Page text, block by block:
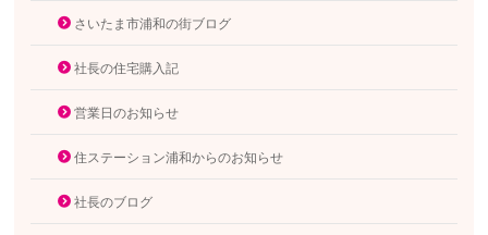
さいたま市浦和の街ブログ
社長の住宅購入記
営業日のお知らせ
住ステーション浦和からのお知らせ
社長のブログ